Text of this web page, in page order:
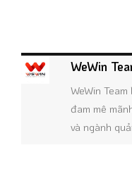
WeWin
WeWin
đam mê
và ngành